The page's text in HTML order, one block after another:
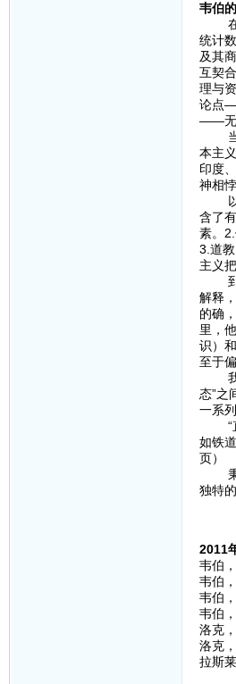
韦伯
在《
统计
及其
互契
理与
论点
——无
当然
本主
印度
神相
以中
含了
素。
3.道
主义
到这
解释
的确
里，
识）
至于
我觉
态”之
一系
“直
如铁
页）
秉此
独特
2011
韦伯
韦伯
韦伯
韦伯
洛克
洛克
拉斯